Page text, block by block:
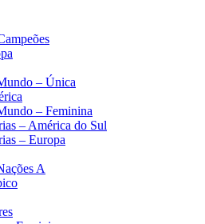
– Única
– Feminina
– América do Sul
– Europa
A